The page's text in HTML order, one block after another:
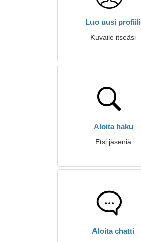
Luo uusi profiili
Kuvaile itseäsi
Aloita haku
Etsi jäseniä
Aloita chatti